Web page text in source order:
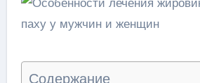
Содержание